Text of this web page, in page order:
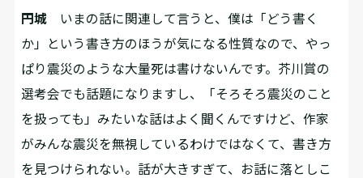
円城 いまの話に関連して言うと、僕は「どう書く
か」という書き方のほうが気になる性質なので、やっ
ぱり震災のような大量死は書けないんです。芥川賞の
選考会でも話題になりますし、「そろそろ震災のこと
を扱っても」みたいな話はよく聞くんですけど、作家
がみんな震災を無視しているわけではなくて、書き方
を見つけられない。話が大きすぎて、お話に落としこ